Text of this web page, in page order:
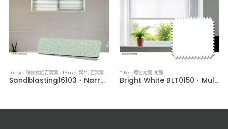
Lansin 珠鍊式鋁百葉簾 16mm葉片,百葉簾
Sandblasting16103．Narrow Slat Aluminum Venetian Blinds
Tiken 原色捲簾,捲簾
Bright White BLT0150．Multi-Color Light-Filtering Roller Blinds